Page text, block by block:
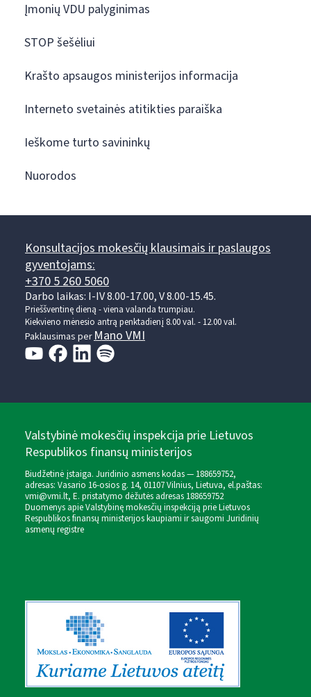
Įmonių VDU palyginimas
STOP šešėliui
Krašto apsaugos ministerijos informacija
Interneto svetainės atitikties paraiška
Ieškome turto savininkų
Nuorodos
Konsultacijos mokesčių klausimais ir paslaugos
gyventojams:
+370 5 260 5060
Darbo laikas: I-IV 8.00-17.00, V 8.00-15.45.
Prieššventinę dieną - viena valanda trumpiau.
Kiekvieno mėnesio antrą penktadienį 8.00 val. - 12.00 val.
Paklausimas perMano VMI
Valstybinė mokesčių inspekcija prie Lietuvos
Respublikos finansų ministerijos
Biudžetinė įstaiga. Juridinio asmens kodas — 188659752,
adresas: Vasario 16-osios g. 14, 01107 Vilnius, Lietuva, el.paštas:
vmi@vmi.lt, E. pristatymo dėžutės adresas 188659752
Duomenys apie Valstybinę mokesčių inspekciją prie Lietuvos
Respublikos finansų ministerijos kaupiami ir saugomi Juridinių
asmenų registre